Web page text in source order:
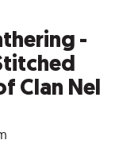
-
Clan Nel